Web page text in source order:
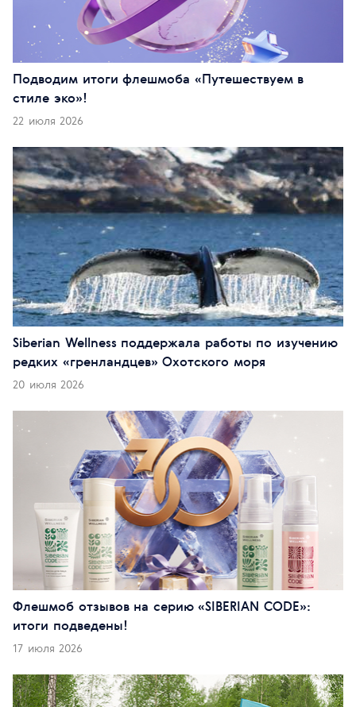
Подводим итоги флешмоба «Путешествуем в
стиле эко»!
22 июля 2026
Siberian Wellness поддержала работы по изучению
редких «гренландцев» Охотского моря
20 июля 2026
Флешмоб отзывов на серию «SIBERIAN CODE»:
итоги подведены!
17 июля 2026